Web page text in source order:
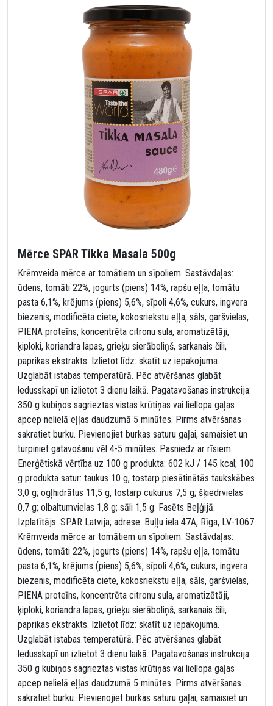
Mērce SPAR Tikka Masala 500g
Krēmveida mērce ar tomātiem un sīpoliem. Sastāvdaļas:
ūdens, tomāti 22%, jogurts (piens) 14%, rapšu eļļa, tomātu
pasta 6,1%, krējums (piens) 5,6%, sīpoli 4,6%, cukurs, ingvera
biezenis, modificēta ciete, kokosriekstu eļļa, sāls, garšvielas,
PIENA proteīns, koncentrēta citronu sula, aromatizētāji,
ķiploki, koriandra lapas, grieķu sierāboliņš, sarkanais čili,
paprikas ekstrakts. Izlietot līdz: skatīt uz iepakojuma.
Uzglabāt istabas temperatūrā. Pēc atvēršanas glabāt
ledusskapī un izlietot 3 dienu laikā. Pagatavošanas instrukcija:
350 g kubiņos sagrieztas vistas krūtiņas vai liellopa gaļas
apcep nelielā eļļas daudzumā 5 minūtes. Pirms atvēršanas
sakratiet burku. Pievienojiet burkas saturu gaļai, samaisiet un
turpiniet gatavošanu vēl 4-5 minūtes. Pasniedz ar rīsiem.
Enerģētiskā vērtība uz 100 g produkta: 602 kJ / 145 kcal; 100
g produkta satur: taukus 10 g, tostarp piesātinātās taukskābes
3,0 g; ogļhidrātus 11,5 g, tostarp cukurus 7,5 g; šķiedrvielas
0,7 g; olbaltumvielas 1,8 g; sāli 1,5 g. Fasēts Beļģijā.
Izplatītājs: SPAR Latvija; adrese: Buļļu iela 47A, Rīga, LV-1067
Krēmveida mērce ar tomātiem un sīpoliem. Sastāvdaļas:
ūdens, tomāti 22%, jogurts (piens) 14%, rapšu eļļa, tomātu
pasta 6,1%, krējums (piens) 5,6%, sīpoli 4,6%, cukurs, ingvera
biezenis, modificēta ciete, kokosriekstu eļļa, sāls, garšvielas,
PIENA proteīns, koncentrēta citronu sula, aromatizētāji,
ķiploki, koriandra lapas, grieķu sierāboliņš, sarkanais čili,
paprikas ekstrakts. Izlietot līdz: skatīt uz iepakojuma.
Uzglabāt istabas temperatūrā. Pēc atvēršanas glabāt
ledusskapī un izlietot 3 dienu laikā. Pagatavošanas instrukcija:
350 g kubiņos sagrieztas vistas krūtiņas vai liellopa gaļas
apcep nelielā eļļas daudzumā 5 minūtes. Pirms atvēršanas
sakratiet burku. Pievienojiet burkas saturu gaļai, samaisiet un